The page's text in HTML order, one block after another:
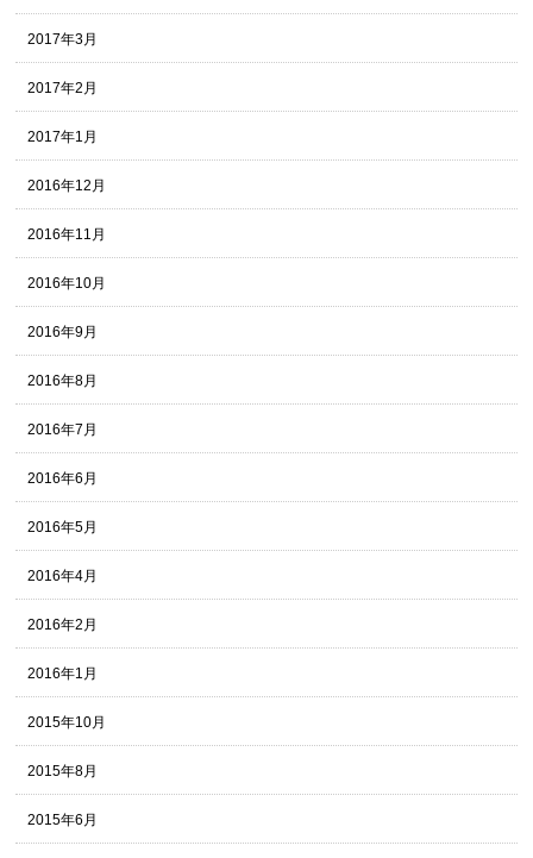
2017年3月
2017年2月
2017年1月
2016年12月
2016年11月
2016年10月
2016年9月
2016年8月
2016年7月
2016年6月
2016年5月
2016年4月
2016年2月
2016年1月
2015年10月
2015年8月
2015年6月